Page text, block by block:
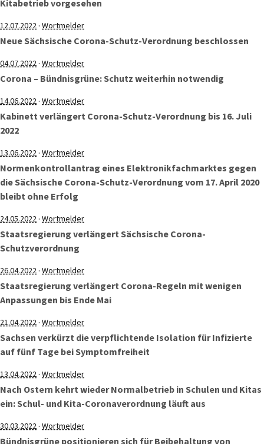
Kitabetrieb vorgesehen
12.07.2022· Wortmelder
Neue Sächsische Corona-Schutz-Verordnung beschlossen
04.07.2022· Wortmelder
Corona – Bündnisgrüne: Schutz weiterhin notwendig
14.06.2022· Wortmelder
Kabinett verlängert Corona-Schutz-Verordnung bis 16. Juli
2022
13.06.2022· Wortmelder
Normenkontrollantrag eines Elektronikfachmarktes gegen
die Sächsische Corona-Schutz-Verordnung vom 17. April 2020
bleibt ohne Erfolg
24.05.2022· Wortmelder
Staatsregierung verlängert Sächsische Corona-
Schutzverordnung
26.04.2022· Wortmelder
Staatsregierung verlängert Corona-Regeln mit wenigen
Anpassungen bis Ende Mai
21.04.2022· Wortmelder
Sachsen verkürzt die verpflichtende Isolation für Infizierte
auf fünf Tage bei Symptomfreiheit
13.04.2022· Wortmelder
Nach Ostern kehrt wieder Normalbetrieb in Schulen und Kitas
ein: Schul- und Kita-Coronaverordnung läuft aus
30.03.2022· Wortmelder
Bündnisgrüne positionieren sich für Beibehaltung von